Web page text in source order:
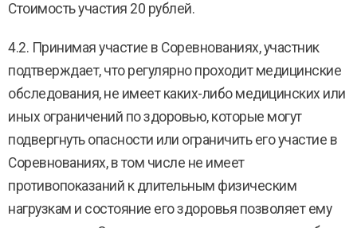
Стоимость участия 20 рублей.
4.2. Принимая участие в Соревнованиях, участник
подтверждает, что регулярно проходит медицинские
обследования, не имеет каких-либо медицинских или
иных ограничений по здоровью, которые могут
подвергнуть опасности или ограничить его участие в
Соревнованиях, в том числе не имеет
противопоказаний к длительным физическим
нагрузкам и состояние его здоровья позволяет ему